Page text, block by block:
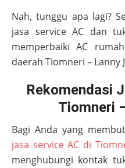
Nah, tunggu apa lagi?
jasa service AC dan
memperbaiki AC
daerah Tiomneri – Lanny
Rekomendasi
Tiomneri
Bagi Anda yang
jasa service AC di
menghubungi kontak